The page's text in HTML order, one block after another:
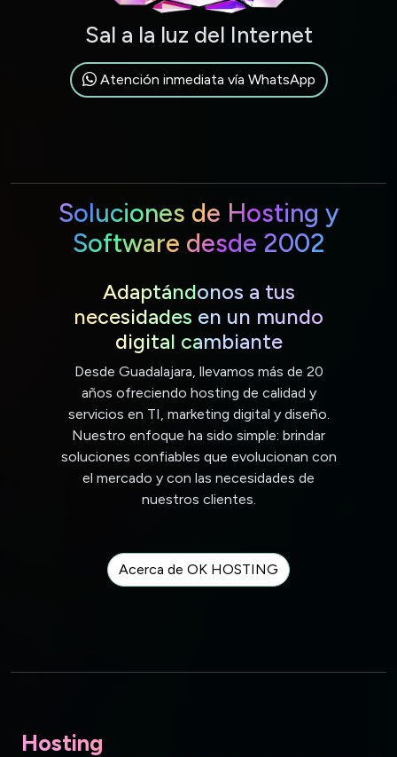
Sal a la luz del Internet
Atención inmediata vía WhatsApp
Soluciones de Hosting y
Software desde 2002
Adaptándonos a tus
necesidades en un mundo
digital cambiante
Desde Guadalajara, llevamos más de 20
años ofreciendo hosting de calidad y
servicios en TI, marketing digital y diseño.
Nuestro enfoque ha sido simple: brindar
soluciones confiables que evolucionan con
el mercado y con las necesidades de
nuestros clientes.
Acerca de OK HOSTING
Hosting